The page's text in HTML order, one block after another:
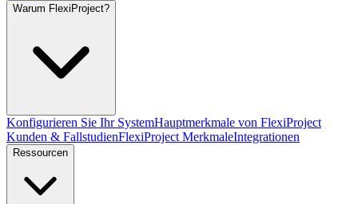
Warum FlexiProject?
Konfigurieren Sie Ihr SystemHauptmerkmale von FlexiProject
Kunden & FallstudienFlexiProject MerkmaleIntegrationen
Ressourcen